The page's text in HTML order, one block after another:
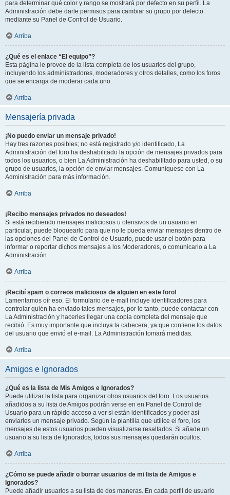
para determinar qué color y rango se mostrará por defecto en su perfil. La
Administración debe darle permisos para cambiar su grupo por defecto
mediante su Panel de Control de Usuario.
Arriba
¿Qué es el enlace “El equipo”?
Esta página le provee de la lista completa de los usuarios del grupo,
incluyendo los administradores, moderadores y otros detalles, como los foros
que se encarga de moderar cada uno.
Arriba
Mensajería privada
¡No puedo enviar un mensaje privado!
Hay tres razones posibles; no está registrado y/o identificado, La
Administración del foro ha deshabilitado la opción de mensajes privados para
todos los usuarios, o bien La Administración ha deshabilitado para usted, o su
grupo de usuarios, la opción de enviar mensajes. Comuníquese con La
Administración para más información.
Arriba
¡Recibo mensajes privados no deseados!
Si está recibiendo mensajes maliciosos u ofensivos de un usuario en
particular, puede bloquearlo para que no le pueda enviar mensajes dentro de
las opciones del Panel de Control de Usuario, puede usar el botón para
informar o reportar dichos mensajes a los Moderadores, o comunicarlo a La
Administración.
Arriba
¡Recibí spam o correos maliciosos de alguien en este foro!
Lamentamos oír eso. El formulario de e-mail incluye identificadores para
controlar quién ha enviado tales mensajes, por lo tanto, puede contactar con
La Administración y hacerles llegar una copia completa del mensaje que
recibió. Es muy importante que incluya la cabecera, ya que contiene los datos
del usuario que envió el e-mail. La Administración tomará medidas.
Arriba
Amigos e Ignorados
¿Qué es la lista de Mis Amigos e Ignorados?
Puede utilizar la lista para organizar otros usuarios del foro. Los usuarios
añadidos a su lista de Amigos podrán verse en en Panel de Control de
Usuario para un rápido acceso a ver si están identificados y poder así
enviarles un mensaje privado. Según la plantilla que utilice el foro, los
mensajes de estos usuarios pueden visualizarse resaltados. Si añade un
usuario a su lista de Ignorados, todos sus mensajes quedarán ocultos.
Arriba
¿Cómo se puede añadir o borrar usuarios de mi lista de Amigos e
Ignorados?
Puede añadir usuarios a su lista de dos maneras. En cada perfil de usuario